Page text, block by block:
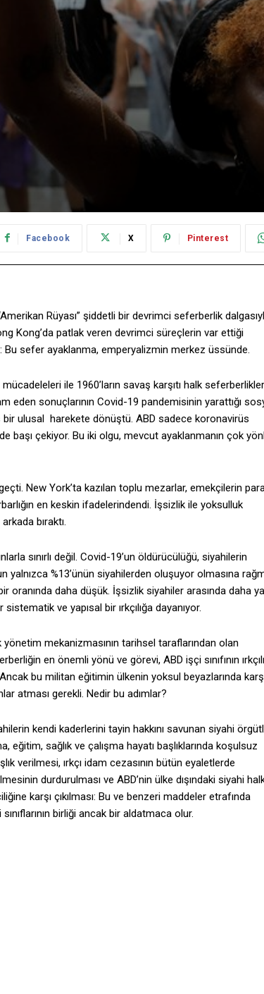
Facebook X Pinterest
Rüyası” şiddetli bir devrimci seferberlik
Kong’da patlak veren devrimci süreçlerin var ettiği
Bu sefer ayaklanma, emperyalizmin merkez üssünde.
ile 1960’ların savaş karşıtı halk
eden sonuçlarının Covid-19 pandemisinin yarattığı
bir ulusal harekete dönüştü. ABD sadece koronavirüs
başı çekiyor. Bu iki olgu, mevcut ayaklanmanın çok
New York’ta kazılan toplu mezarlar, emekçilerin
en keskin ifadelerindendi. İşsizlik ile yoksulluk
bıraktı.
sınırlı değil. Covid-19’un öldürücülüğü, siyahilerin
yalnızca %13’ünün siyahilerden oluşuyor olmasına
daha düşük. İşsizlik siyahiler arasında daha
ve yapısal bir ırkçılığa dayanıyor.
mekanizmasının tarihsel taraflarından olan
en önemli yönü ve görevi, ABD işçi sınıfının
bu militan eğitimin ülkenin yoksul beyazlarında
atması gerekli. Nedir bu adımlar?
kendi kaderlerini tayin hakkını savunan siyahi
eğitim, sağlık ve çalışma hayatı başlıklarında koşulsuz
verilmesi, ırkçı idam cezasının bütün eyaletlerde
durdurulması ve ABD’nin ülke dışındaki siyahi
karşı çıkılması: Bu ve benzeri maddeler etrafında
birliği ancak bir aldatmaca olur.